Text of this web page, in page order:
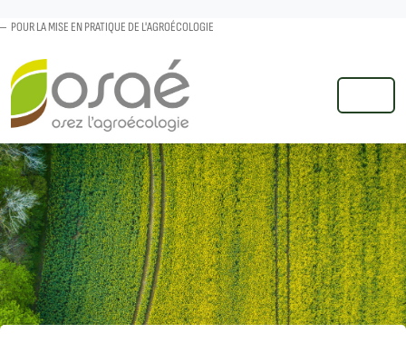
POUR LA MISE EN PRATIQUE DE L'AGROÉCOLOGIE
MENU